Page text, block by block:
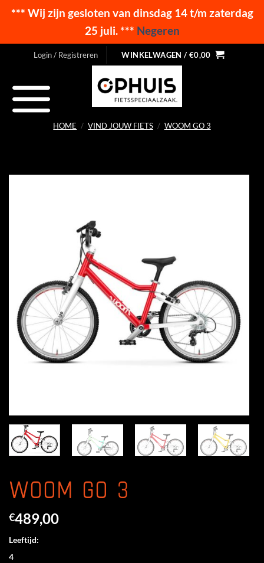
*** Wij zijn gesloten van dinsdag 14 t/m zaterdag
25 juli. *** Negeren
Login / Registreren WINKELWAGEN / €0,00
HOME / VIND JOUW FIETS / WOOM GO 3
WOOM GO 3
€489,00
Leeftijd:
4